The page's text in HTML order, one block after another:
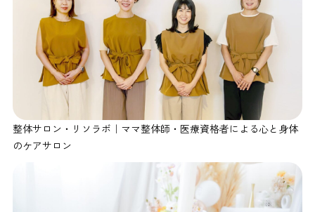
整体サロン・リソラボ｜ママ整体師・医療資格者による心と身体
のケアサロン